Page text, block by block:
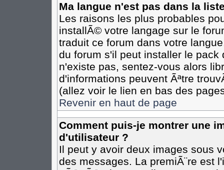
Ma langue n'est pas dans la
Les raisons les plus probables
installÃ© votre langage sur le
traduit ce forum dans votre
du forum s'il peut installer le
n'existe pas, sentez-vous alors
d'informations peuvent Ãªtre
(allez voir le lien en bas des
Revenir en haut de page
Comment puis-je montrer une
d'utilisateur ?
Il peut y avoir deux images sous
des messages. La premiÃ¨re est